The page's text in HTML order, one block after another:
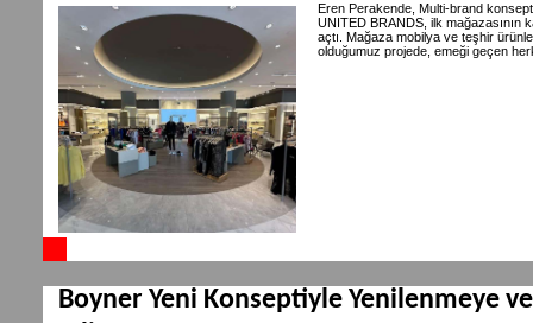
Eren Perakende, Multi-brand
UNITED BRANDS, ilk mağazasının
açtı. Mağaza mobilya ve teşhir
olduğumuz projede, emeği geçen
Boyner Yeni Konseptiyle Yenilenmeye